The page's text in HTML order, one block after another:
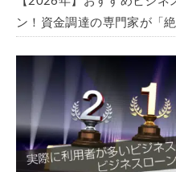
ン！資金調達の専門家が「
業者ローン・商工ローンラン